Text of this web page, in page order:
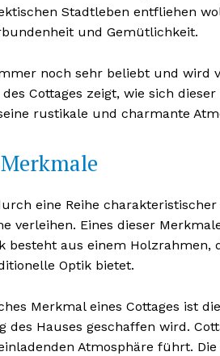
kostenlosen
Newsletter
Stadtleben entfliehen
und Gemütlichkeit.
noch sehr beliebt und wird
des Cottages zeigt, wie sich
rustikale und charmante
eine Reihe
verleihen. Eines dieser
besteht aus einem
Optik bietet.
Merkmal eines Cottages ist
des Hauses geschaffen wird.
Atmosphäre führt.